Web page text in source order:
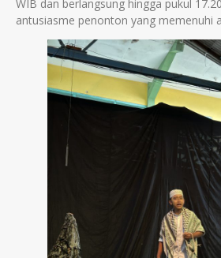
WIB dan berlangsung hingga pukul
antusiasme penonton yang memenuhi